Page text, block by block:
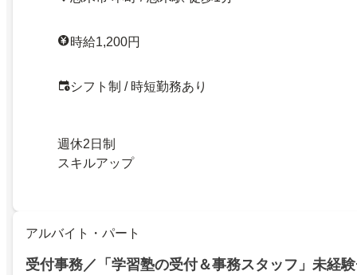
時給1,200円
シフト制 / 時短勤務あり
週休2日制
スキルアップ
アルバイト・パート
受付事務／「学習塾の受付＆事務スタッフ」未経